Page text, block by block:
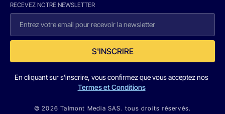
RECEVEZ NOTRE NEWSLETTER
S'INSCRIRE
En cliquant sur s'inscrire, vous confirmez que vous acceptez nos
Termes et Conditions
© 2026 Talmont Media SAS. tous droits réservés.